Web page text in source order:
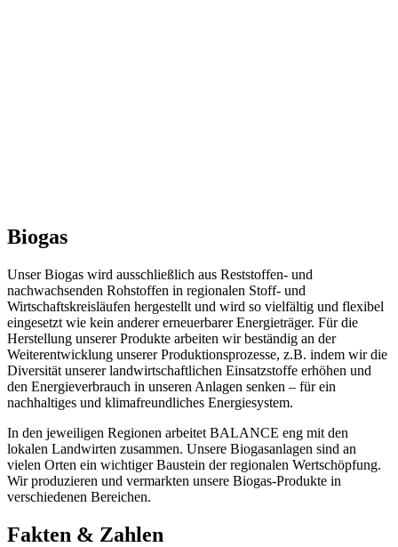
Biogas
Unser Biogas wird ausschließlich aus Reststoffen- und
nachwachsenden Rohstoffen in regionalen Stoff- und
Wirtschaftskreisläufen hergestellt und wird so vielfältig und flexibel
eingesetzt wie kein anderer erneuerbarer Energieträger. Für die
Herstellung unserer Produkte arbeiten wir beständig an der
Weiterentwicklung unserer Produktionsprozesse, z.B. indem wir die
Diversität unserer landwirtschaftlichen Einsatzstoffe erhöhen und
den Energieverbrauch in unseren Anlagen senken – für ein
nachhaltiges und klimafreundliches Energiesystem.
In den jeweiligen Regionen arbeitet BALANCE eng mit den
lokalen Landwirten zusammen. Unsere Biogasanlagen sind an
vielen Orten ein wichtiger Baustein der regionalen Wertschöpfung.
Wir produzieren und vermarkten unsere Biogas-Produkte in
verschiedenen Bereichen.
Fakten & Zahlen